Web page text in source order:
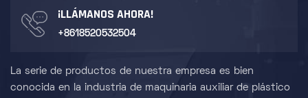
¡LLÁMANOS AHORA!
+8618520532504
La serie de productos de nuestra empresa es bien
conocida en la industria de maquinaria auxiliar de plástico